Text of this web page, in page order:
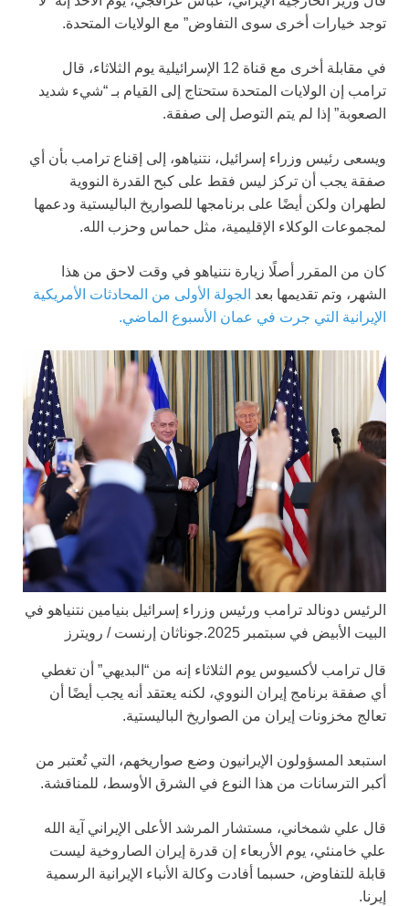
توجد خيارات أخرى سوى التفاوض” مع الولايات المتحدة.
في مقابلة أخرى مع قناة 12 الإسرائيلية يوم الثلاثاء، قال
ترامب إن الولايات المتحدة ستحتاج إلى القيام بـ “شيء شديد
الصعوبة” إذا لم يتم التوصل إلى صفقة.
ويسعى رئيس وزراء إسرائيل، نتنياهو، إلى إقناع ترامب بأن أي
صفقة يجب أن تركز ليس فقط على كبح القدرة النووية
لطهران ولكن أيضًا على برنامجها للصواريخ الباليستية ودعمها
لمجموعات الوكلاء الإقليمية، مثل حماس وحزب الله.
كان من المقرر أصلًا زيارة نتنياهو في وقت لاحق من هذا
الشهر، وتم تقديمها بعد الجولة الأولى من المحادثات الأمريكية
الإيرانية التي جرت في عمان الأسبوع الماضي.
الرئيس دونالد ترامب ورئيس وزراء إسرائيل بنيامين نتنياهو في
البيت الأبيض في سبتمبر 2025.
جوناثان إرنست / رويترز
قال ترامب لأكسيوس يوم الثلاثاء إنه من “البديهي” أن تغطي
أي صفقة برنامج إيران النووي، لكنه يعتقد أنه يجب أيضًا أن
تعالج مخزونات إيران من الصواريخ الباليستية.
استبعد المسؤولون الإيرانيون وضع صواريخهم، التي تُعتبر من
أكبر الترسانات من هذا النوع في الشرق الأوسط، للمناقشة.
قال علي شمخاني، مستشار المرشد الأعلى الإيراني آية الله
علي خامنئي، يوم الأربعاء إن قدرة إيران الصاروخية ليست
قابلة للتفاوض، حسبما أفادت وكالة الأنباء الإيرانية الرسمية
إيرنا.